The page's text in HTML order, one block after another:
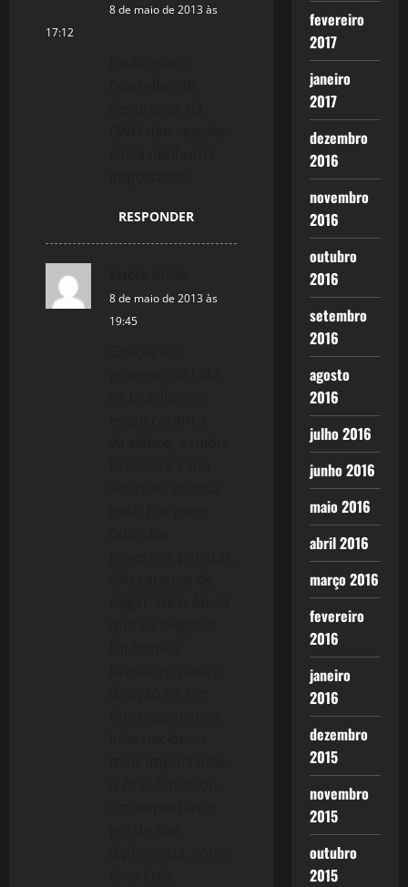
8 de maio de 2013 às
17:12
RESPONDER
8 de maio de 2013 às
19:45
fevereiro
2017
janeiro
2017
dezembro
2016
novembro
2016
outubro
2016
setembro
2016
agosto
2016
julho 2016
junho 2016
maio 2016
abril 2016
março 2016
fevereiro
2016
janeiro
2016
dezembro
2015
novembro
2015
outubro
2015